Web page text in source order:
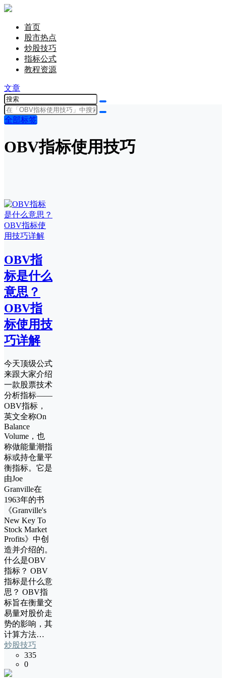
首页
股市热点
炒股技巧
指标公式
教程资源
文章
全部标签
OBV指标使用技巧
OBV指
标是什么
意思？
OBV指
标使用技
巧详解
今天顶级公式
来跟大家介绍
一款股票技术
分析指标——
OBV指标，
英文全称On
Balance
Volume，也
称做能量潮指
标或持仓量平
衡指标。它是
由Joe
Granville在
1963年的书
《Granville's
New Key To
Stock Market
Profits》中创
造并介绍的。
什么是OBV
指标？ OBV
指标是什么意
思？ OBV指
标旨在衡量交
易量对股价走
势的影响，其
计算方法…
炒股技巧
335
0